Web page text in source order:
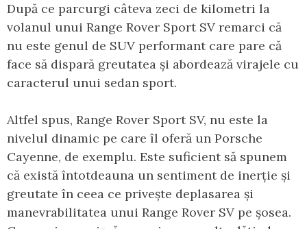
După ce parcurgi câteva zeci de kilometri la
volanul unui Range Rover Sport SV remarci că
nu este genul de SUV performant care pare că
face să dispară greutatea și abordează virajele cu
caracterul unui sedan sport.
Altfel spus, Range Rover Sport SV, nu este la
nivelul dinamic pe care îl oferă un Porsche
Cayenne, de exemplu. Este suficient să spunem
că există întotdeauna un sentiment de inerție și
greutate în ceea ce privește deplasarea și
manevrabilitatea unui Range Rover SV pe șosea.